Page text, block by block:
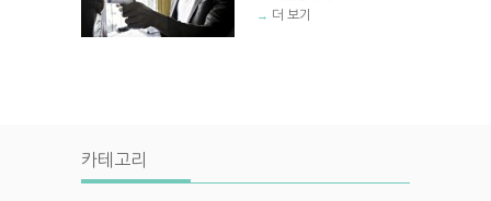
→ 더 보기
카테고리